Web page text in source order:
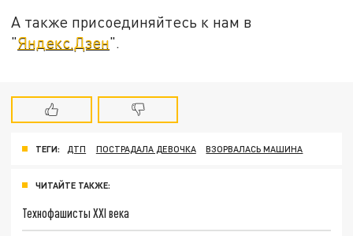
А также присоединяйтесь к нам в
"Яндекс.Дзен".
ТЕГИ: ДТП ПОСТРАДАЛА ДЕВОЧКА ВЗОРВАЛАСЬ МАШИНА
ЧИТАЙТЕ ТАКЖЕ:
Технофашисты XXI века